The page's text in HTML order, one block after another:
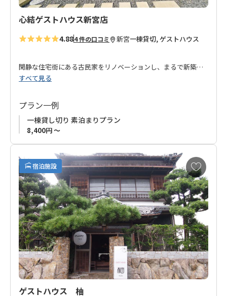
れに、そっと岩石学者が石探しから帰ってくるかもしれない。
心結ゲストハウス新宮店
4.884 件の口コミ 新宮一棟貸切, ゲストハウス
閑静な住宅街にある古民家をリノベーションし、まるで新築の
ようなゲストハウスに生まれ変わりました。
一棟貸切のため、他のお客様に気を遣うことなく、自宅でくつ
ろいでいるかのような安心感があります。
女性同士のグループやお子様連れのご家族に特におすすめで
周辺には神倉神社や浮島の森、徐福公園など見どころもたくさ
ん。
心結ゲストハウス新宮店にご宿泊いただき、新宮の町並を散策
をしてはいかがでしょうか。
■チェックイン時のご注意
チェックインは16:00～18:00となっております。
上記時間外のチェックインはできません。予めご了承くださ
い。
すべて見る
プラン一例
一棟貸し切り 素泊まりプラン
8,400円 ～
宿泊施設
お
気
に
入
り
に
追
加
ゲストハウス 柚